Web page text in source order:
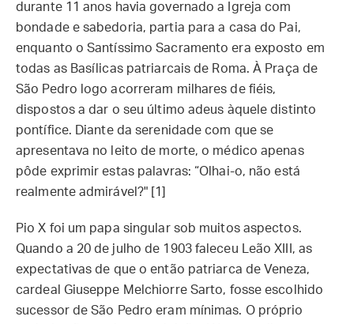
durante 11 anos havia governado a Igreja com
bondade e sabedoria, partia para a casa do Pai,
enquanto o Santíssimo Sacramento era exposto em
todas as Basílicas patriarcais de Roma. À Praça de
São Pedro logo acorreram milhares de fiéis,
dispostos a dar o seu último adeus àquele distinto
pontífice. Diante da serenidade com que se
apresentava no leito de morte, o médico apenas
pôde exprimir estas palavras: “Olhai-o, não está
realmente admirável?" [1]
Pio X foi um papa singular sob muitos aspectos.
Quando a 20 de julho de 1903 faleceu Leão XIII, as
expectativas de que o então patriarca de Veneza,
cardeal Giuseppe Melchiorre Sarto, fosse escolhido
sucessor de São Pedro eram mínimas. O próprio